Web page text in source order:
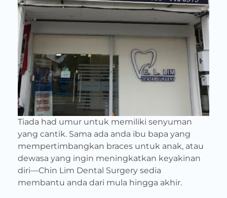
Tiada had umur untuk memiliki senyuman
yang cantik. Sama ada anda ibu bapa yang
mempertimbangkan braces untuk anak, atau
dewasa yang ingin meningkatkan keyakinan
diri—Chin Lim Dental Surgery sedia
membantu anda dari mula hingga akhir.